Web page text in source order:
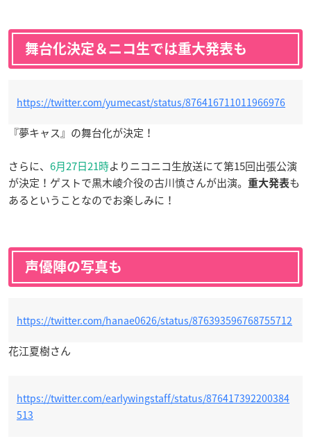
舞台化決定＆ニコ生では重大発表も
https://twitter.com/yumecast/status/876416711011966976
『夢キャス』の舞台化が決定！
さらに、 6月27日21時よりニコニコ生放送にて第15回出張公演
が決定！ゲストで黒木崚介役の古川慎さんが出演。 重大発表も
あるということなのでお楽しみに！
声優陣の写真も
https://twitter.com/hanae0626/status/876393596768755712
花江夏樹さん
https://twitter.com/earlywingstaff/status/876417392200384
513